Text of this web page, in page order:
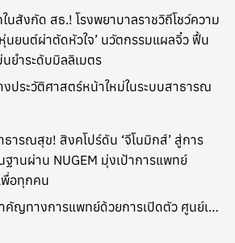
นสังกัด สธ.! โรงพยาบาลราชวิถีโชว์ความ
หุ่นยนต์ผ่าตัดหัวใจ’ นวัตกรรมแผลจิ๋ว ฟื้น
นยำระดับมิลลิเมตร
งประวัติศาสตร์หน้าใหม่ในระบบสาธารณ
ารณสุข! สิงคโปร์ดัน ‘จีโนมิกส์’ สู่การ
านผ่าน NUGEM มุ่งเป้าการแพทย์
พื่อทุกคน
คัญทางการแพทย์ด้วยการเปิดตัว ศูนย์เ…